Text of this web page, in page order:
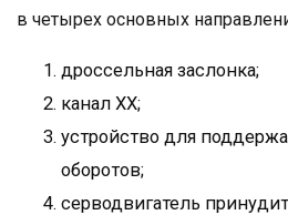
в четырех основных
дроссельная заслонка;
канал ХХ;
устройство для
оборотов;
серводвигатель